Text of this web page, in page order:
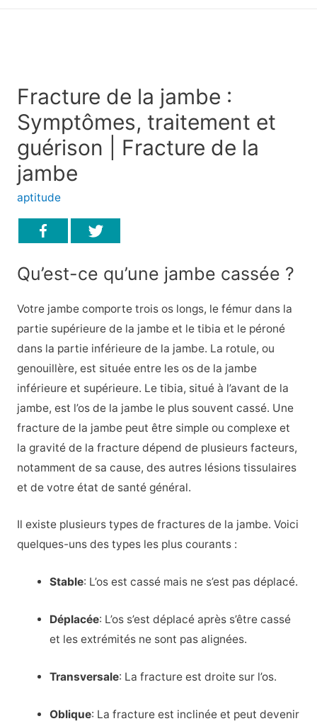
Fracture de la jambe :
Symptômes, traitement et
guérison | Fracture de la
jambe
aptitude
Qu’est-ce qu’une jambe cassée ?
Votre jambe comporte trois os longs, le fémur dans la
partie supérieure de la jambe et le tibia et le péroné
dans la partie inférieure de la jambe. La rotule, ou
genouillère, est située entre les os de la jambe
inférieure et supérieure. Le tibia, situé à l’avant de la
jambe, est l’os de la jambe le plus souvent cassé. Une
fracture de la jambe peut être simple ou complexe et
la gravité de la fracture dépend de plusieurs facteurs,
notamment de sa cause, des autres lésions tissulaires
et de votre état de santé général.
Il existe plusieurs types de fractures de la jambe. Voici
quelques-uns des types les plus courants :
Stable: L’os est cassé mais ne s’est pas déplacé.
Déplacée: L’os s’est déplacé après s’être cassé
et les extrémités ne sont pas alignées.
Transversale: La fracture est droite sur l’os.
Oblique: La fracture est inclinée et peut devenir